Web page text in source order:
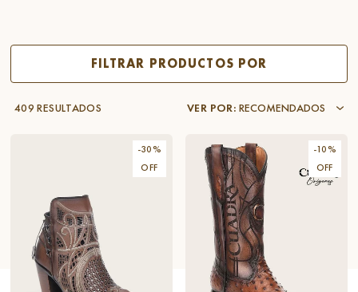
FILTRAR PRODUCTOS POR
409 RESULTADOS VER POR: RECOMENDADOS
-30%
OFF
-10%
OFF